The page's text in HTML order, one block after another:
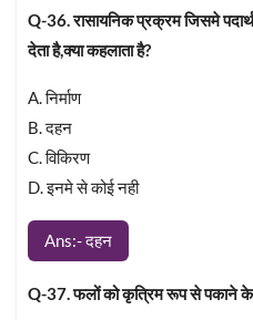
Q-36. रासायनिक प्रक्रम जिसमे
देता है,क्या कहलाता है?
A. निर्माण
B. दहन
C. विकिरण
D. इनमे से कोई नही
Ans:- दहन
Q-37. फलों को कृत्रिम रूप से पकाने के